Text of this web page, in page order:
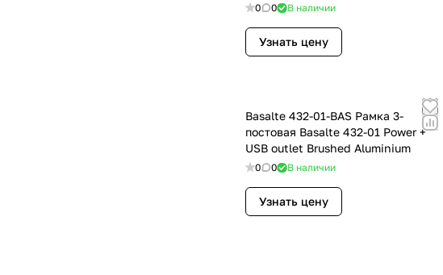
0 0 В наличии
Узнать цену
Basalte 432-01-BAS Рамка 3-
постовая Basalte 432-01 Power +
USB outlet Brushed Aluminium
0 0 В наличии
Узнать цену